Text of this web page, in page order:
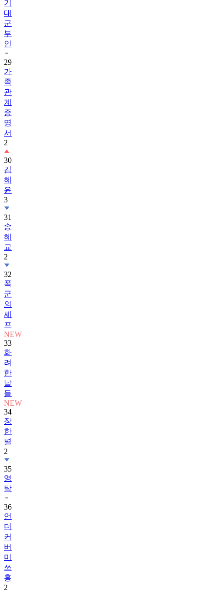
기
대
군
부
인
29
가
족
관
계
증
명
서
2
30
김
혜
윤
3
31
송
혜
교
2
32
폭
군
의
셰
프
NEW
33
화
려
한
날
들
NEW
34
장
한
별
2
35
영
탁
36
언
더
커
버
미
쓰
홍
2